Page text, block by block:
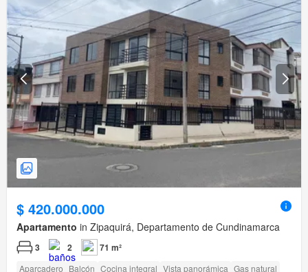
$ 420.000.000
Apartamento in Zipaquirá, Departamento de Cundinamarca
3 2 71 m²
Aparcadero Balcón Cocina integral Vista panorámica Gas natural